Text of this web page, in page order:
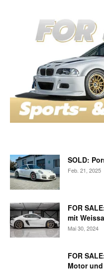
SOLD:
Feb. 21, 2025
FOR
mit
Mai 30, 2024
FOR
Motor